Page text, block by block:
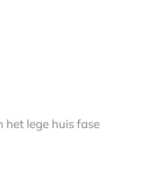
het lege huis fase